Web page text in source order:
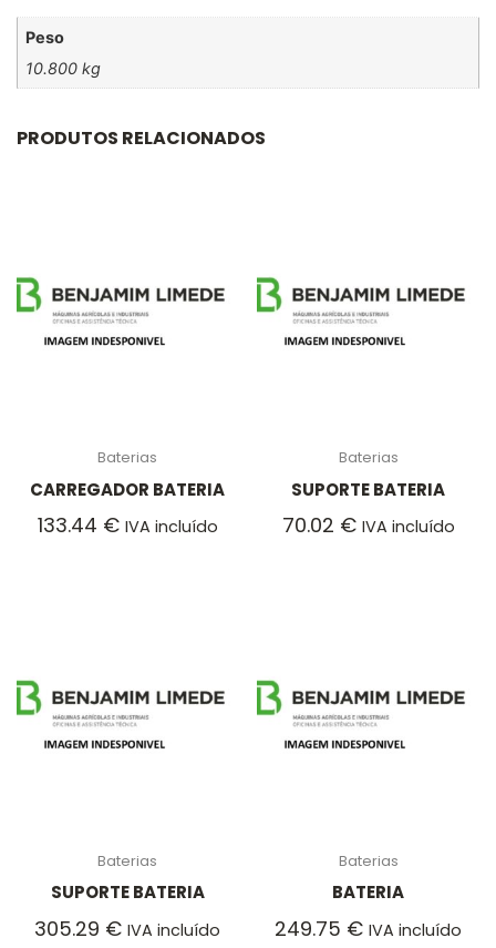
Peso
10.800 kg
PRODUTOS RELACIONADOS
Baterias
CARREGADOR BATERIA
133.44 € IVA incluído
Baterias
SUPORTE BATERIA
70.02 € IVA incluído
Baterias
SUPORTE BATERIA
305.29 € IVA incluído
Baterias
BATERIA
249.75 € IVA incluído